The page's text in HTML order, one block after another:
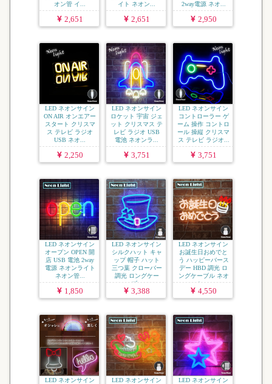
オン管 イ...
2,651
イト ネオン...
2,651
2way電源 ネオ...
2,950
LED ネオンサイン
ON AIR オンエアー
スタート クリスマ
ス テレビ ラジオ
USB ネオ...
2,250
LED ネオンサイン
ロケット 宇宙 ジェ
ット クリスマス テ
レビ ラジオ USB
電池 ネオンラ...
3,751
LED ネオンサイン
コントローラー ゲ
ーム 操作 コントロ
ール 操縦 クリスマ
ス テレビ ラジオ...
3,751
LED ネオンサイン
オープン OPEN 開
店 USB 電池 2way
電源 ネオンライト
ネオン管...
1,850
LED ネオンサイン
シルクハット キャ
ップ 帽子 ハット
三つ葉 クローバー
調光 ロングケー
ブ...
3,388
LED ネオンサイン
お誕生日おめでと
う ハッピーバース
デー HBD 調光 ロ
ングケーブル ネオ
ン...
4,550
LED ネオンサイン
LED ネオンサイン
LED ネオンサイン